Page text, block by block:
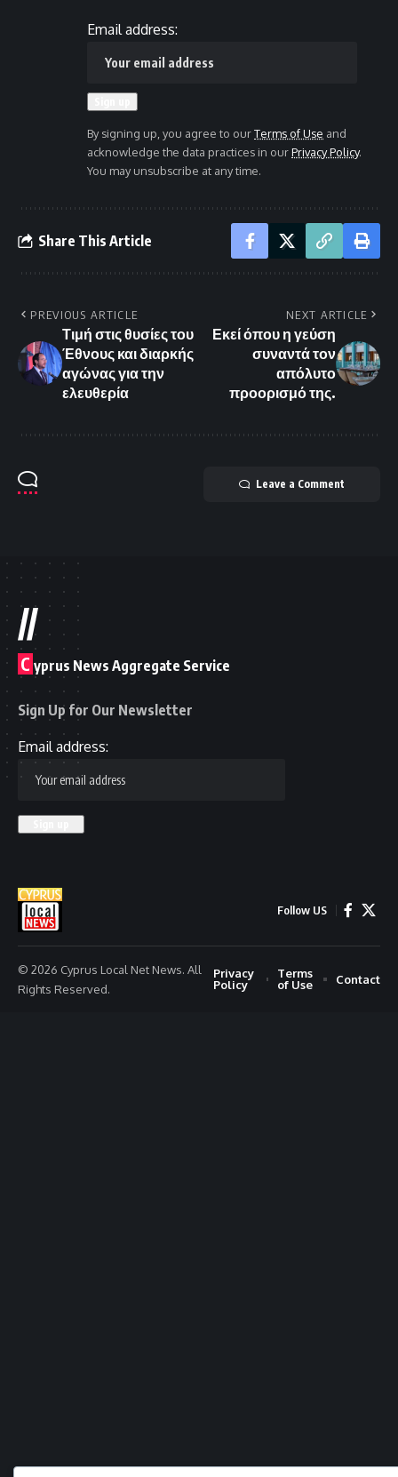
Email address:
By signing up, you agree to ourTerms of Use and
acknowledge the data practices in ourPrivacy Policy.
You may unsubscribe at any time.
Share This Article
PREVIOUS ARTICLE
Τιμή στις θυσίες του
Έθνους και διαρκής
αγώνας για την
ελευθερία
NEXT ARTICLE
Εκεί όπου η γεύση
συναντά τον
απόλυτο
προορισμό της.
Leave a Comment
//
C yprus News Aggregate Service
Sign Up for Our Newsletter
Email address:
Follow US
© 2026 Cyprus Local Net News. All
Rights Reserved.
Privacy
Policy
Terms
of Use
Contact